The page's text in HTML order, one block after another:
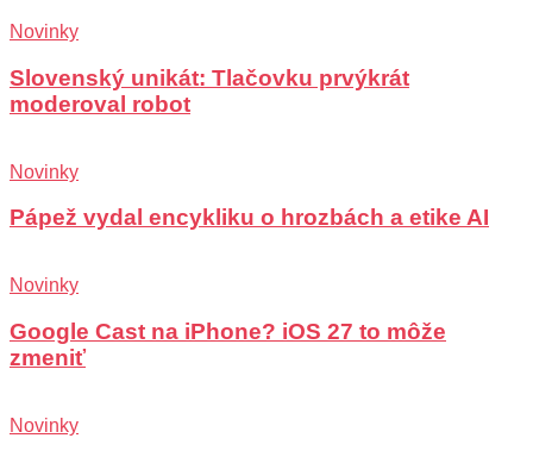
Novinky
Slovenský unikát: Tlačovku prvýkrát
moderoval robot
Novinky
Pápež vydal encykliku o hrozbách a etike AI
Novinky
Google Cast na iPhone? iOS 27 to môže
zmeniť
Novinky